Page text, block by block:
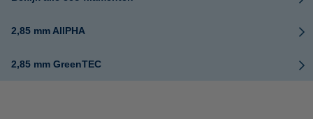
2,85 mm AllPHA
2,85 mm GreenTEC